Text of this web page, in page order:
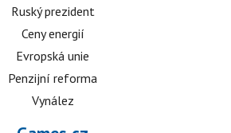
Ruský prezident
Ceny energií
Evropská unie
Penzijní reforma
Vynález